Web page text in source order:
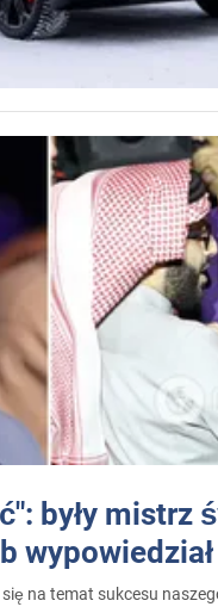
były mistrz
na temat sukcesu